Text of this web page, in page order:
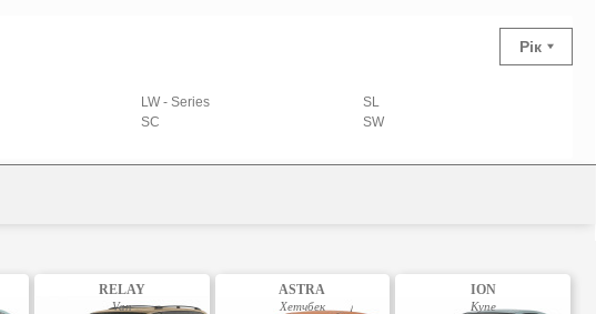
Рік
LW - Series
SC
SL
SW
RELAY
Van
ASTRA
Хетчбек
ION
Купе